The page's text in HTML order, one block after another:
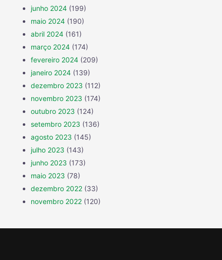
junho 2024 (199)
maio 2024 (190)
abril 2024 (161)
março 2024 (174)
fevereiro 2024 (209)
janeiro 2024 (139)
dezembro 2023 (112)
novembro 2023 (174)
outubro 2023 (124)
setembro 2023 (136)
agosto 2023 (145)
julho 2023 (143)
junho 2023 (173)
maio 2023 (78)
dezembro 2022 (33)
novembro 2022 (120)